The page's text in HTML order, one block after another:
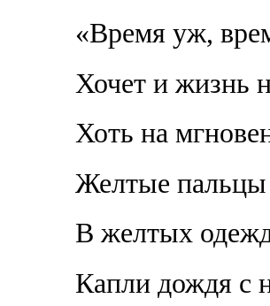
«Время уж,
Хочет и жизнь
Хоть на
Желтые пальцы
В желтых
Капли дождя с